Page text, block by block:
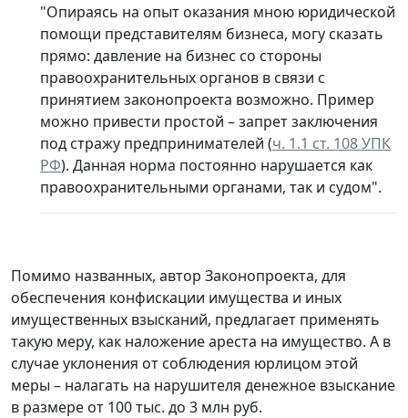
"Опираясь на опыт оказания мною юридической
помощи представителям бизнеса, могу сказать
прямо: давление на бизнес со стороны
правоохранительных органов в связи с
принятием законопроекта возможно. Пример
можно привести простой – запрет заключения
под стражу предпринимателей (ч. 1.1 ст. 108 УПК
РФ). Данная норма постоянно нарушается как
правоохранительными органами, так и судом".
Помимо названных, автор Законопроекта, для
обеспечения конфискации имущества и иных
имущественных взысканий, предлагает применять
такую меру, как наложение ареста на имущество. А в
случае уклонения от соблюдения юрлицом этой
меры – налагать на нарушителя денежное взыскание
в размере от 100 тыс. до 3 млн руб.